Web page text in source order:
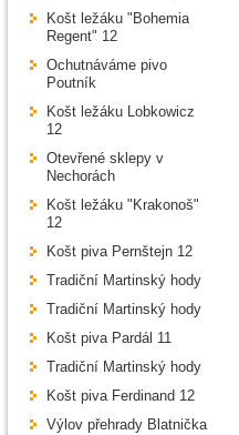
Košt ležáku "Bohemia
Regent" 12
Ochutnáváme pivo
Poutník
Košt ležáku Lobkowicz
12
Otevřené sklepy v
Nechorách
Košt ležáku "Krakonoš"
12
Košt piva Pernštejn 12
Tradiční Martinský hody
Tradiční Martinský hody
Košt piva Pardál 11
Tradiční Martinský hody
Košt piva Ferdinand 12
Výlov přehrady Blatnička